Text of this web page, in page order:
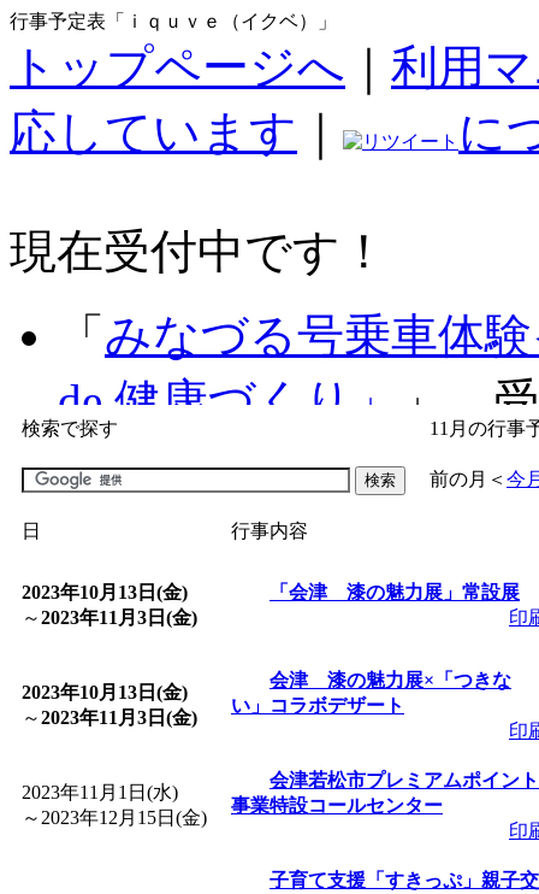
行事予定表「ｉｑｕｖｅ（イクベ）」
トップページへ
利用
応しています
に
現在受付中です！
「 みなづる号乗車体
de 健康づくり」
」 受
「子育て交流広場「
間：2026/07/09～
「皆鶴姫のこびる塾
」 受付期間：～
「子育て講座「ばん
2026/07/10～2026/08/
子育て交流広場「
検索で探す 11月の行事
前の月 ＜ 今
日 行事内容
2023年10月13日(金)
～2023年11月3日(金)
「会津 漆の魅力展」常設展
印
2023年10月13日(金)
～2023年11月3日(金)
会津 漆の魅力展×「つきな
い」コラボデザート
印
2023年11月1日(水)
～ 2023年12月15日(金)
会津若松市プレミアムポイント
事業特設コールセンター
印
子育て支援「すきっぷ」親子交